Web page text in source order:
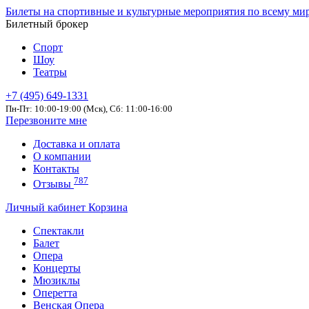
Билеты на спортивные и культурные мероприятия по всему
Билетный брокер
Спорт
Шоу
Театры
+7 (495) 649-1331
Пн-Пт: 10:00-19:00 (Мск), Сб: 11:00-16:00
Перезвоните мне
Доставка и оплата
О компании
Контакты
Отзывы 787
Личный кабинет Корзина
Спектакли
Балет
Опера
Концерты
Мюзиклы
Оперетта
Венская Опера